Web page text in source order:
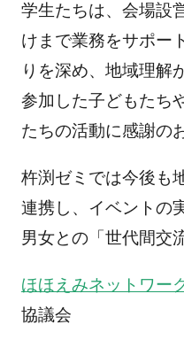
学生たちは、会場設
けまで業務をサポー
りを深め、地域理解
参加した子どもたち
たちの活動に感謝の
杵渕ゼミでは今後も
連携し、イベントの
男女との「世代間交
ほほえみネットワー
協議会